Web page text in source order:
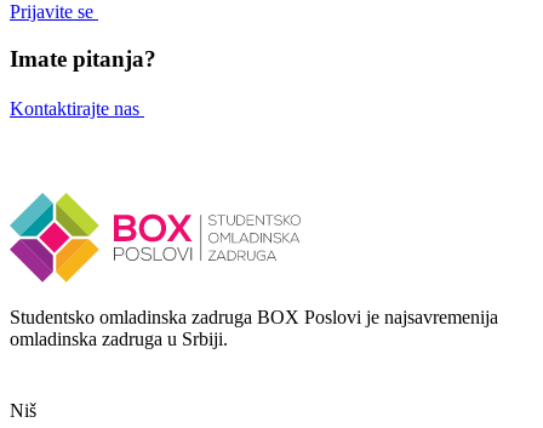
Prijavite se
Imate pitanja?
Kontaktirajte nas
Studentsko omladinska zadruga BOX Poslovi je najsavremenija
omladinska zadruga u Srbiji.
Niš